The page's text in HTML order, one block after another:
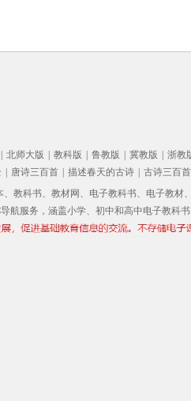
北师大版 教科版 鲁教版 冀教版
浙教
唐诗三百首 描述春天的古诗
古诗三百首
、教科书、教材网、电子教科书、电子教材
导航服务，涵盖小学、初中和高中电子教科